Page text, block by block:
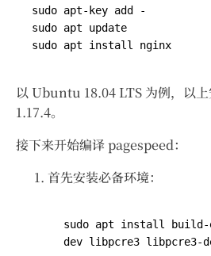
以 Ubuntu 18.04 LTS 为例，以
1.17.4。
接下来开始编译 pagespeed：
首先安装必备环境：
sudo apt install